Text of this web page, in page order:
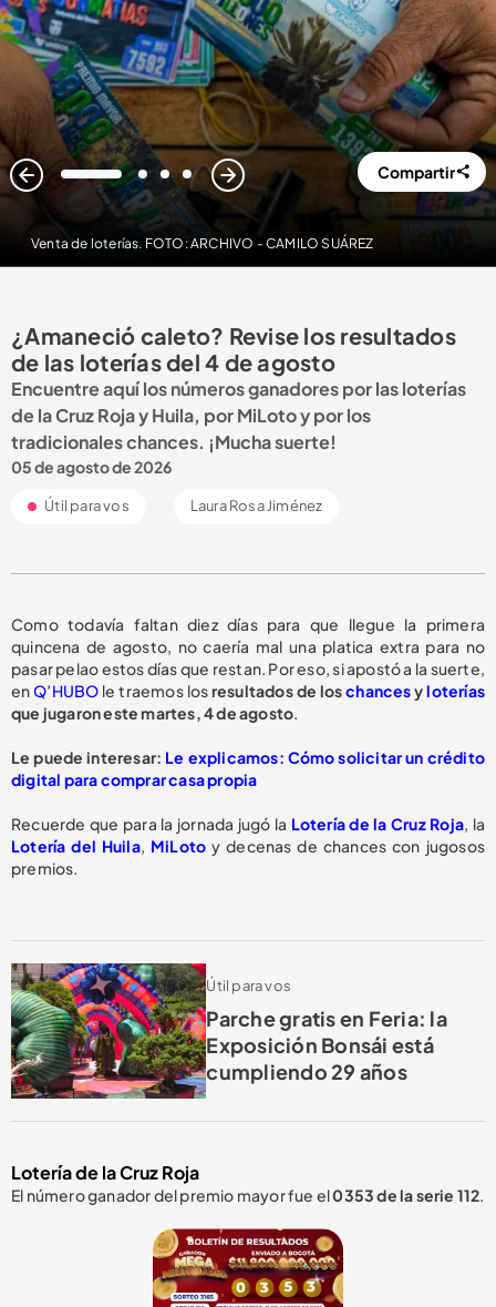
Venta de loterías. FOTO: ARCHIVO - CAMILO SUÁREZ
1 2 3 4 Compartir
¿Amaneció caleto? Revise los resultados
de las loterías del 4 de agosto
Encuentre aquí los números ganadores por las loterías
de la Cruz Roja y Huila, por MiLoto y por los
tradicionales chances. ¡Mucha suerte!
05 de agosto de 2026
Útil para vos Laura Rosa Jiménez
Como todavía faltan diez días para que llegue la primera
quincena de agosto, no caería mal una platica extra para no
pasar pelao estos días que restan. Por eso, si apostó a la suerte,
enQ’HUBO le traemos losresultados de loschancesyloterías
que jugaron este martes, 4 de agosto.
Le puede interesar: Le explicamos: Cómo solicitar un crédito
digital para comprar casa propia
Recuerde que para la jornada jugó la Lotería de la Cruz Roja, la
Lotería del Huila, MiLoto y decenas de chances con jugosos
premios.
Útil para vos
Parche gratis en Feria: la
Exposición Bonsái está
cumpliendo 29 años
Lotería de la Cruz Roja
El número ganador del premio mayor fue el0353de la serie 112